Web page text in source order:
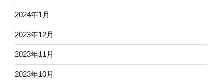
2024年1月
2023年12月
2023年11月
2023年10月